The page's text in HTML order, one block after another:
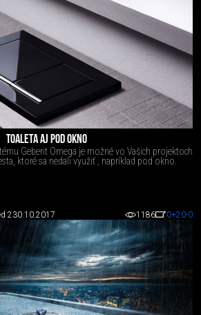
TOALETA AJ POD OKNO
Geberit Omega je možné vo Vašich projektoch
ktoré sa nedali využiť , napríklad pod okno.
230.10.2017 1186 0+20-0